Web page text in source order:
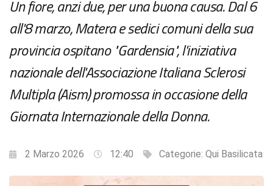
Un fiore, anzi due, per una buona causa. Dal 6
all'8 marzo, Matera e sedici comuni della sua
provincia ospitano "Gardensia", l'iniziativa
nazionale dell'Associazione Italiana Sclerosi
Multipla (Aism) promossa in occasione della
Giornata Internazionale della Donna.
2 Marzo 2026 12:40 Categorie: Qui Basilicata